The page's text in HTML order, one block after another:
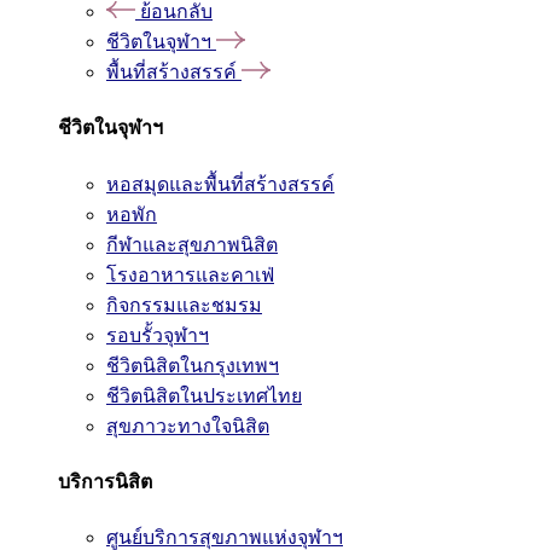
ย้อนกลับ
ชีวิตในจุฬาฯ
พื้นที่สร้างสรรค์
ชีวิตในจุฬาฯ
หอสมุดและพื้นที่สร้างสรรค์
หอพัก
กีฬาและสุขภาพนิสิต
โรงอาหารและคาเฟ่
กิจกรรมและชมรม
รอบรั้วจุฬาฯ
ชีวิตนิสิตในกรุงเทพฯ
ชีวิตนิสิตในประเทศไทย
สุขภาวะทางใจนิสิต
บริการนิสิต
ศูนย์บริการสุขภาพแห่งจุฬาฯ